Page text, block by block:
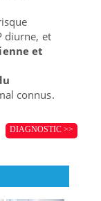
diurne, et
et
connus.
DIAGNOSTIC >>